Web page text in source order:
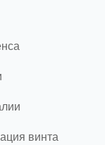
винта